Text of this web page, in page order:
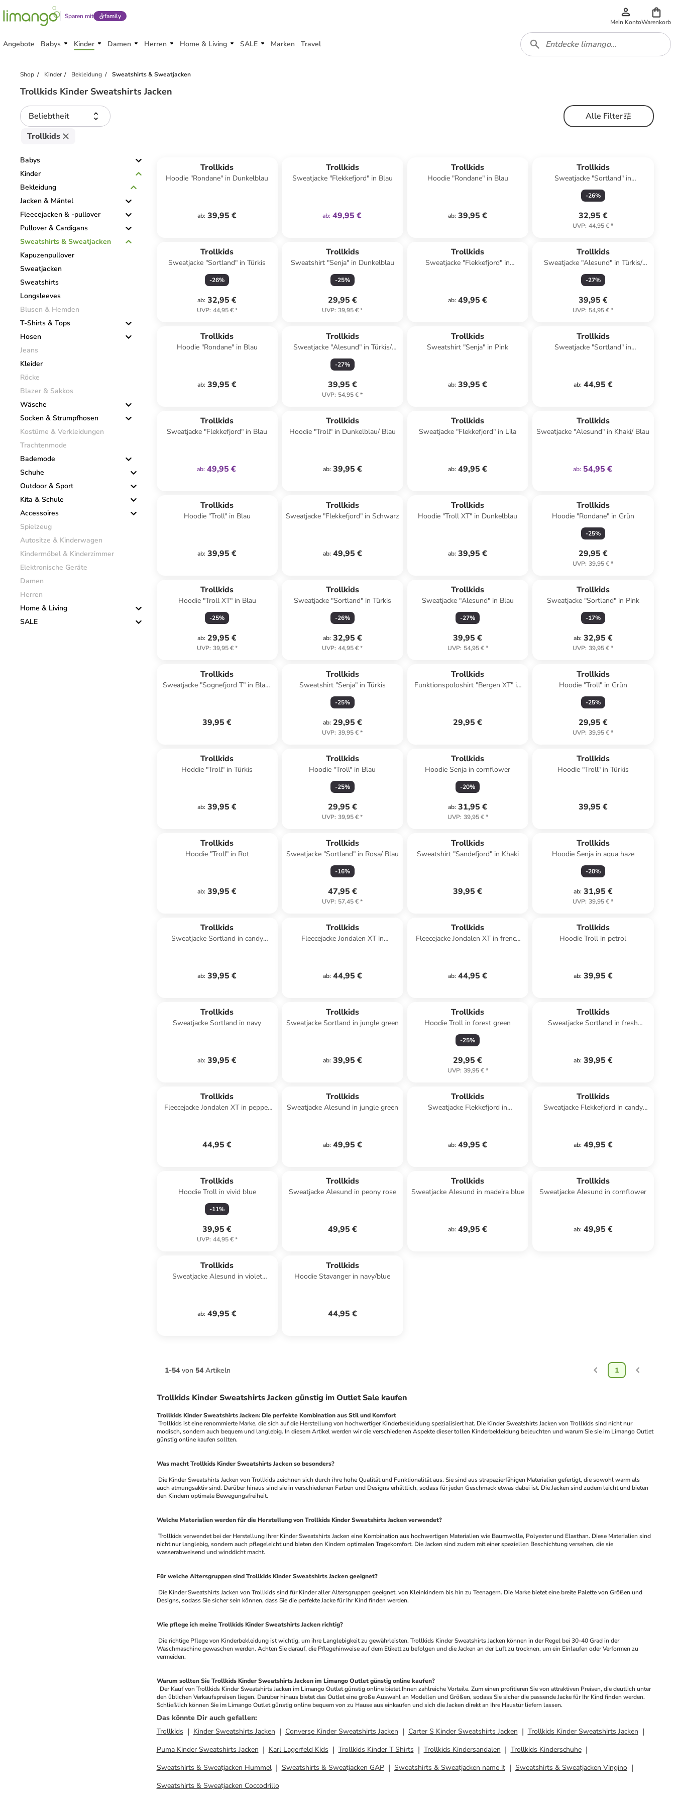
Sparen mit family
Mein KontoWarenkorb
Angebote Babys Kinder Damen Herren Home & Living SALE Marken Travel
Shop Kinder Bekleidung Sweatshirts & Sweatjacken
Trollkids Kinder Sweatshirts Jacken
Beliebtheit
Alle Filter
Trollkids
Babys
Kinder
Bekleidung
Jacken & Mäntel
Fleecejacken & -pullover
Pullover & Cardigans
Sweatshirts & Sweatjacken
Kapuzenpullover
Sweatjacken
Sweatshirts
Longsleeves
Blusen & Hemden
T-Shirts & Tops
Hosen
Jeans
Kleider
Röcke
Blazer & Sakkos
Wäsche
Socken & Strumpfhosen
Kostüme & Verkleidungen
Trachtenmode
Bademode
Schuhe
Outdoor & Sport
Kita & Schule
Accessoires
Spielzeug
Autositze & Kinderwagen
Kindermöbel & Kinderzimmer
Elektronische Geräte
Damen
Herren
Home & Living
SALE
Trollkids
Hoodie "Rondane" in Dunkelblau
ab: 39,95 €
Trollkids
Sweatjacke "Flekkefjord" in Blau
ab: 49,95 €
Trollkids
Hoodie "Rondane" in Blau
ab: 39,95 €
Trollkids
Sweatjacke "Sortland" in
Dunkelblau
-26%
32,95 €
UVP: 44,95 €*
Trollkids
Sweatjacke "Sortland" in Türkis
-26%
ab: 32,95 €
UVP: 44,95 €*
Trollkids
Sweatshirt "Senja" in Dunkelblau
-25%
29,95 €
UVP: 39,95 €*
Trollkids
Sweatjacke "Flekkefjord" in
ab: 49,95 €
Trollkids
Sweatjacke "Alesund" in Türkis/
Pink/ Blau
-27%
39,95 €
UVP: 54,95 €*
Trollkids
Hoodie "Rondane" in Blau
ab: 39,95 €
Trollkids
Sweatjacke "Alesund" in Türkis/
Dunkelgrün/ Lila
-27%
39,95 €
UVP: 54,95 €*
Trollkids
Sweatshirt "Senja" in Pink
ab: 39,95 €
Trollkids
Sweatjacke "Sortland" in
ab: 44,95 €
Trollkids
Sweatjacke "Flekkefjord" in Blau
ab: 49,95 €
Trollkids
Hoodie "Troll" in Dunkelblau/ Blau
ab: 39,95 €
Trollkids
Sweatjacke "Flekkefjord" in Lila
ab: 49,95 €
Trollkids
Sweatjacke "Alesund" in Khaki/ Blau
ab: 54,95 €
Trollkids
Hoodie "Troll" in Blau
ab: 39,95 €
Trollkids
Sweatjacke "Flekkefjord" in Schwarz
ab: 49,95 €
Trollkids
Hoodie "Troll XT" in Dunkelblau
ab: 39,95 €
Trollkids
Hoodie "Rondane" in Grün
-25%
29,95 €
UVP: 39,95 €*
Trollkids
Hoodie "Troll XT" in Blau
-25%
ab: 29,95 €
UVP: 39,95 €*
Trollkids
Sweatjacke "Sortland" in Türkis
-26%
ab: 32,95 €
UVP: 44,95 €*
Trollkids
Sweatjacke "Alesund" in Blau
-27%
39,95 €
UVP: 54,95 €*
Trollkids
Sweatjacke "Sortland" in Pink
-17%
ab: 32,95 €
UVP: 39,95 €*
Trollkids
Sweatjacke "Sognefjord T" in Blau/
39,95 €
Trollkids
Sweatshirt "Senja" in Türkis
-25%
ab: 29,95 €
UVP: 39,95 €*
Trollkids
Funktionspoloshirt "Bergen XT" in
29,95 €
Trollkids
Hoodie "Troll" in Grün
-25%
29,95 €
UVP: 39,95 €*
Trollkids
Hoddie "Troll" in Türkis
ab: 39,95 €
Trollkids
Hoodie "Troll" in Blau
-25%
29,95 €
UVP: 39,95 €*
Trollkids
Hoodie Senja in cornflower
-20%
ab: 31,95 €
UVP: 39,95 €*
Trollkids
Hoodie "Troll" in Türkis
39,95 €
Trollkids
Hoodie "Troll" in Rot
ab: 39,95 €
Trollkids
Sweatjacke "Sortland" in Rosa/ Blau
-16%
47,95 €
UVP: 57,45 €*
Trollkids
Sweatshirt "Sandefjord" in Khaki
39,95 €
Trollkids
Hoodie Senja in aqua haze
-20%
ab: 31,95 €
UVP: 39,95 €*
Trollkids
Sweatjacke Sortland in candy
ab: 39,95 €
Trollkids
Fleecejacke Jondalen XT in
ab: 44,95 €
Trollkids
Fleecejacke Jondalen XT in french
ab: 44,95 €
Trollkids
Hoodie Troll in petrol
ab: 39,95 €
Trollkids
Sweatjacke Sortland in navy
ab: 39,95 €
Trollkids
Sweatjacke Sortland in jungle green
ab: 39,95 €
Trollkids
Hoodie Troll in forest green
-25%
29,95 €
UVP: 39,95 €*
Trollkids
Sweatjacke Sortland in fresh
ab: 39,95 €
Trollkids
Fleecejacke Jondalen XT in pepper
44,95 €
Trollkids
Sweatjacke Alesund in jungle green
ab: 49,95 €
Trollkids
Sweatjacke Flekkefjord in
ab: 49,95 €
Trollkids
Sweatjacke Flekkefjord in candy
ab: 49,95 €
Trollkids
Hoodie Troll in vivid blue
-11%
39,95 €
UVP: 44,95 €*
Trollkids
Sweatjacke Alesund in peony rose
49,95 €
Trollkids
Sweatjacke Alesund in madeira blue
ab: 49,95 €
Trollkids
Sweatjacke Alesund in cornflower
ab: 49,95 €
Trollkids
Sweatjacke Alesund in violet
ab: 49,95 €
Trollkids
Hoodie Stavanger in navy/blue
44,95 €
1-54 von 54 Artikeln 1
Trollkids Kinder Sweatshirts Jacken günstig im Outlet Sale kaufen
Trollkids Kinder Sweatshirts Jacken: Die perfekte Kombination aus Stil und Komfort
modisch, sondern auch bequem und langlebig. In diesem Artikel werden wir die verschiedenen Aspekte dieser tollen Kinderbekleidung beleuchten und warum Sie sie im Limango Outlet
günstig online kaufen sollten.
Was macht Trollkids Kinder Sweatshirts Jacken so besonders?
auch atmungsaktiv sind. Darüber hinaus sind sie in verschiedenen Farben und Designs erhältlich, sodass für jeden Geschmack etwas dabei ist. Die Jacken sind zudem leicht und bieten
den Kindern optimale Bewegungsfreiheit.
Welche Materialien werden für die Herstellung von Trollkids Kinder Sweatshirts Jacken verwendet?
nicht nur langlebig, sondern auch pflegeleicht und bieten den Kindern optimalen Tragekomfort. Die Jacken sind zudem mit einer speziellen Beschichtung versehen, die sie
wasserabweisend und winddicht macht.
Für welche Altersgruppen sind Trollkids Kinder Sweatshirts Jacken geeignet?
Designs, sodass Sie sicher sein können, dass Sie die perfekte Jacke für Ihr Kind finden werden.
Wie pflege ich meine Trollkids Kinder Sweatshirts Jacken richtig?
Waschmaschine gewaschen werden. Achten Sie darauf, die Pflegehinweise auf dem Etikett zu befolgen und die Jacken an der Luft zu trocknen, um ein Einlaufen oder Verformen zu
vermeiden.
Warum sollten Sie Trollkids Kinder Sweatshirts Jacken im Limango Outlet günstig online kaufen?
Der Kauf von Trollkids Kinder Sweatshirts Jacken im Limango Outlet günstig online bietet Ihnen zahlreiche Vorteile. Zum einen profitieren Sie von attraktiven Preisen, die deutlich unter
den üblichen Verkaufspreisen liegen. Darüber hinaus bietet das Outlet eine große Auswahl an Modellen und Größen, sodass Sie sicher die passende Jacke für Ihr Kind finden werden.
Schließlich können Sie im Limango Outlet günstig online bequem von zu Hause aus einkaufen und sich die Jacken direkt an Ihre Haustür liefern lassen.
Das könnte Dir auch gefallen:
Trollkids
Kinder Sweatshirts Jacken Converse Kinder Sweatshirts Jacken Carter S Kinder Sweatshirts Jacken
Trollkids Kinder Sweatshirts Jacken
Puma Kinder Sweatshirts Jacken
Karl Lagerfeld Kids Trollkids Kinder T Shirts Trollkids Kindersandalen
Trollkids Kinderschuhe
Sweatshirts & Sweatjacken Hummel
Sweatshirts & Sweatjacken GAP Sweatshirts & Sweatjacken name it
Sweatshirts & Sweatjacken Vingino
Sweatshirts & Sweatjacken Coccodrillo